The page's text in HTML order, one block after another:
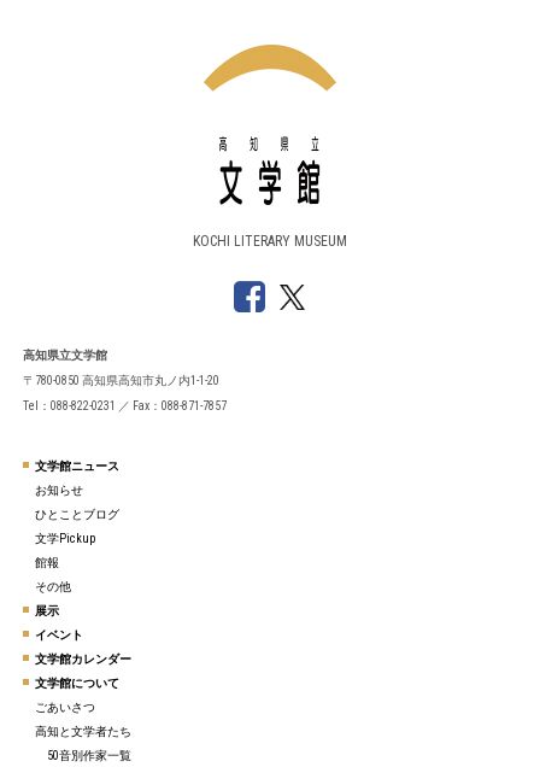
KOCHI LITERARY MUSEUM
高知県立文学館
〒780-0850 高知県高知市丸ノ内1-1-20
Tel：088-822-0231 ／ Fax：088-871-7857
文学館ニュース
お知らせ
ひとことブログ
文学Pickup
館報
その他
展示
イベント
文学館カレンダー
文学館について
ごあいさつ
高知と文学者たち
50音別作家一覧